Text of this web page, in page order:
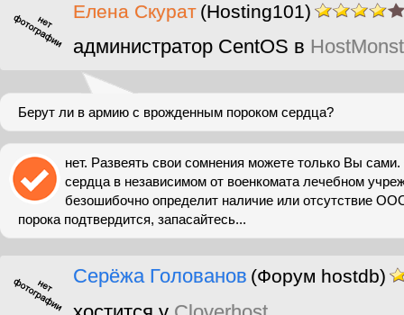
Елена Скурат (Hosting101)
администратор CentOS в
Берут ли в армию с врожденным пороком сердца?
нет. Развеять свои сомнения можете только Вы
сердца в независимом от военкомата лечебном
безошибочно определит наличие или отсутствие
порока подтвердится, запасайтесь...
Серёжа Голованов (Форум hostdb)